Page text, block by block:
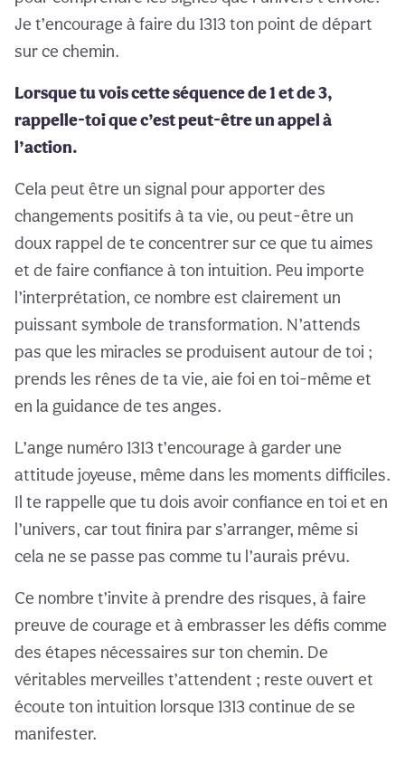
Je t’encourage à faire du 1313 ton point de départ
sur ce chemin.
Lorsque tu vois cette séquence de 1 et de 3,
rappelle-toi que c’est peut-être un appel à
l’action.
Cela peut être un signal pour apporter des
changements positifs à ta vie, ou peut-être un
doux rappel de te concentrer sur ce que tu aimes
et de faire confiance à ton intuition. Peu importe
l’interprétation, ce nombre est clairement un
puissant symbole de transformation. N’attends
pas que les miracles se produisent autour de toi ;
prends les rênes de ta vie, aie foi en toi-même et
en la guidance de tes anges.
L’ange numéro 1313 t’encourage à garder une
attitude joyeuse, même dans les moments difficiles.
Il te rappelle que tu dois avoir confiance en toi et en
l’univers, car tout finira par s’arranger, même si
cela ne se passe pas comme tu l’aurais prévu.
Ce nombre t’invite à prendre des risques, à faire
preuve de courage et à embrasser les défis comme
des étapes nécessaires sur ton chemin. De
véritables merveilles t’attendent ; reste ouvert et
écoute ton intuition lorsque 1313 continue de se
manifester.